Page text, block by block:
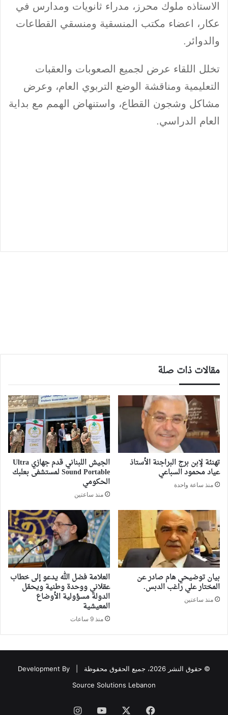
الاستاذه ملوك محرز، مدراء ثانويات ومدارس في
عكار، اعضاء مكتب المنسقية ومنسقي القطاعات
والدوائر.
تخلل اللقاء عرض لجميع الصعوبات والعقبات
التعليمية ومناقشة الوضع التربوي العام، وعرض
مشاكل وشجون القطاع، واستنهاض الهمم مع بداية
العام الدراسي.
مقالات ذات صلة
تهنئة لإبن برج البراجنة الأستاذ
عياد محمود السباعي
منذ ساعة واحدة
الجيش اللبناني قدم جهازي Ultra
Sound Portable لمستشفى بعلبك
الحكومي
منذ ساعتين
بيان توضيحي هام صادر عن
المختار علي راغب الدبس.
منذ ساعتين
العلامة فضل الله يدعو إلى خطاب
عقلاني ووحدة وطنية ويحمّل
الدولة مسؤولية الأوضاع
المعيشية
منذ 9 ساعات
© حقوق النشر 2026، جميع الحقوق محفوظة |
Development By
Source Solutions Lebanon
فيسبوك ‫YouTubeانستقرام